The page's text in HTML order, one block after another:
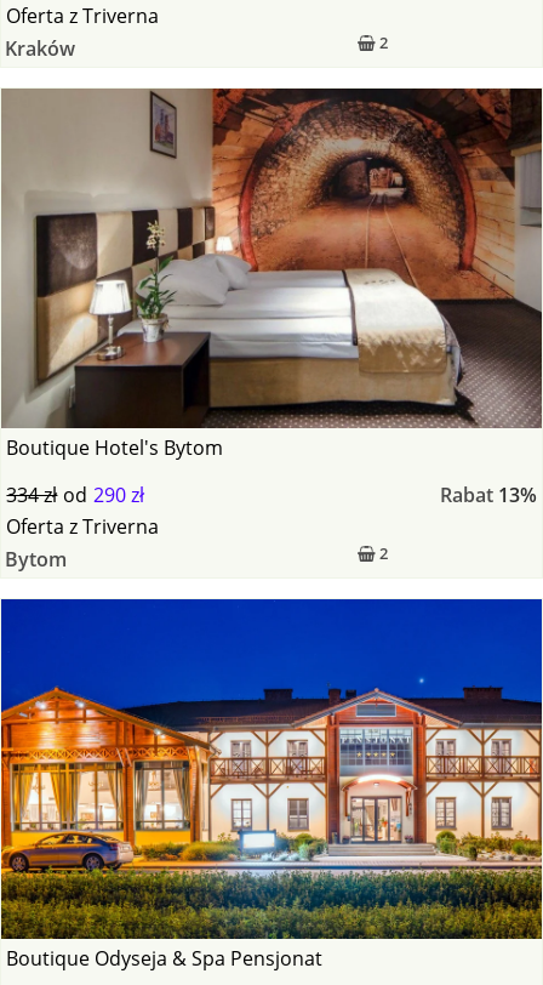
2
Oferta zTriverna
Kraków
Boutique Hotel's Bytom
334 zł od 290 zł Rabat 13%
2
Oferta zTriverna
Bytom
Boutique Odyseja & Spa Pensjonat